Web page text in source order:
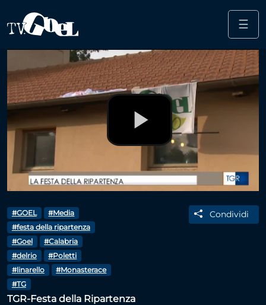
Salta al contenuto principale
☰
Play
Video
#GOEL
#Media
#festa della ripartenza
#Goel
#Calabria
#delrio
#Poletti
#linarello
#Monasterace
#TG
Condividi
TGR-Festa della Ripartenza